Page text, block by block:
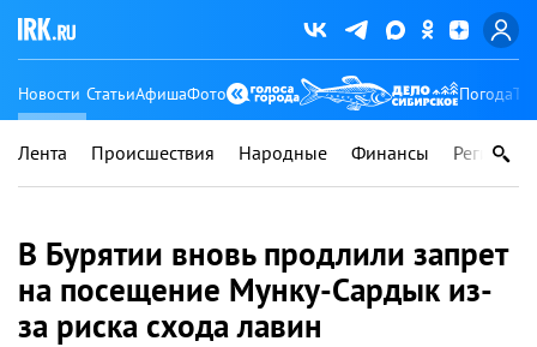
Новости СтатьиАфишаФото Погода
Лента Происшествия Народные Финансы Регионы
В Бурятии вновь продлили запрет
на посещение Мунку-Сардык из-
за риска схода лавин